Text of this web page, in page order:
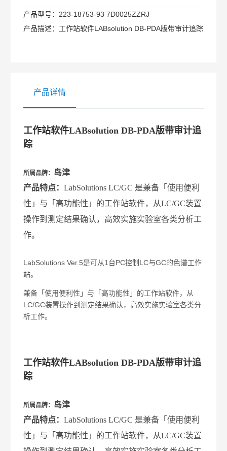
产品型号： 223-18753-93 7D0025ZZRJ
产品描述： 工作站软件LABsolution DB-PDA版带审计追踪
产品详情
工作站软件LABsolution DB-PDA版带审计追
踪
所属品牌： 岛津
产品特点：LabSolutions LC/GC 是兼备「使用便利
性」与「高功能性」的工作站软件，从LC/GC装置
操作到测定结果确认，高效实施实验室各类分析工
作。
LabSolutions Ver.5是可从1台PC控制LC与GC的色谱工作
站。
兼备「使用便利性」与「高功能性」的工作站软件，从
LC/GC装置操作到测定结果确认，高效实施实验室各类分
析工作。
工作站软件LABsolution DB-PDA版带审计追
踪
所属品牌： 岛津
产品特点：LabSolutions LC/GC 是兼备「使用便利
性」与「高功能性」的工作站软件，从LC/GC装置